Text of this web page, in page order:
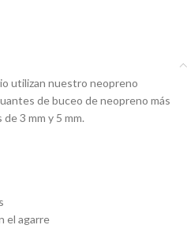
utilizan nuestro neopreno
de buceo de neopreno más
3 mm y 5 mm.
el agarre